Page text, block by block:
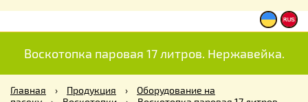
Воскотопка паровая 17 литров. Нержавейка.
Главная › Продукция ›
Оборудование на